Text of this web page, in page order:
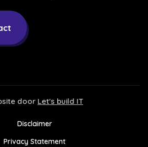
door Let's build IT
Disclaimer
Privacy Statement